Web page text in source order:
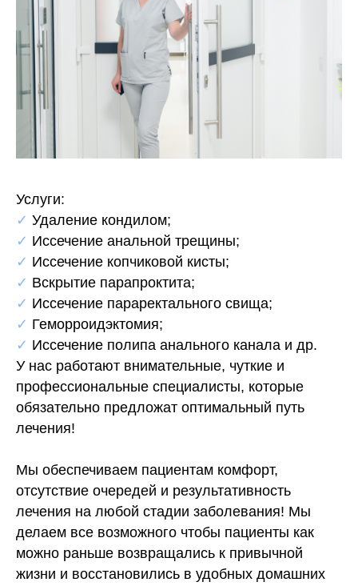
Услуги:
✓ Удаление кондилом;
✓ Иссечение анальной трещины;
✓ Иссечение копчиковой кисты;
✓ Вскрытие парапроктита;
✓ Иссечение параректального свища;
✓ Геморроидэктомия;
✓ Иссечение полипа анального канала и др.
У нас работают внимательные, чуткие и
профессиональные специалисты, которые
обязательно предложат оптимальный путь
лечения!
Мы обеспечиваем пациентам комфорт,
отсутствие очередей и результативность
лечения на любой стадии заболевания! Мы
делаем все возможного чтобы пациенты как
можно раньше возвращались к привычной
жизни и восстановились в удобных домашних